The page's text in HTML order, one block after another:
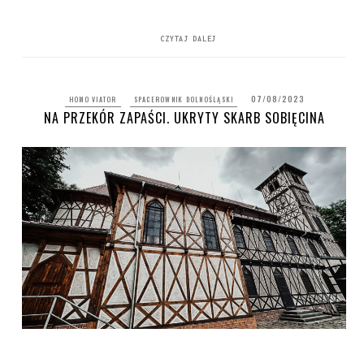
CZYTAJ DALEJ
HOMO VIATOR SPACEROWNIK DOLNOŚLĄSKI 07/08/2023
NA PRZEKÓR ZAPAŚCI. UKRYTY SKARB SOBIĘCINA